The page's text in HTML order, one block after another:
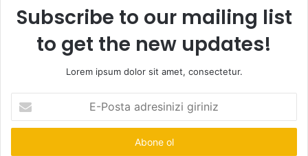
Subscribe to our mailing list
to get the new updates!
Lorem ipsum dolor sit amet, consectetur.
Posta
adresinizi